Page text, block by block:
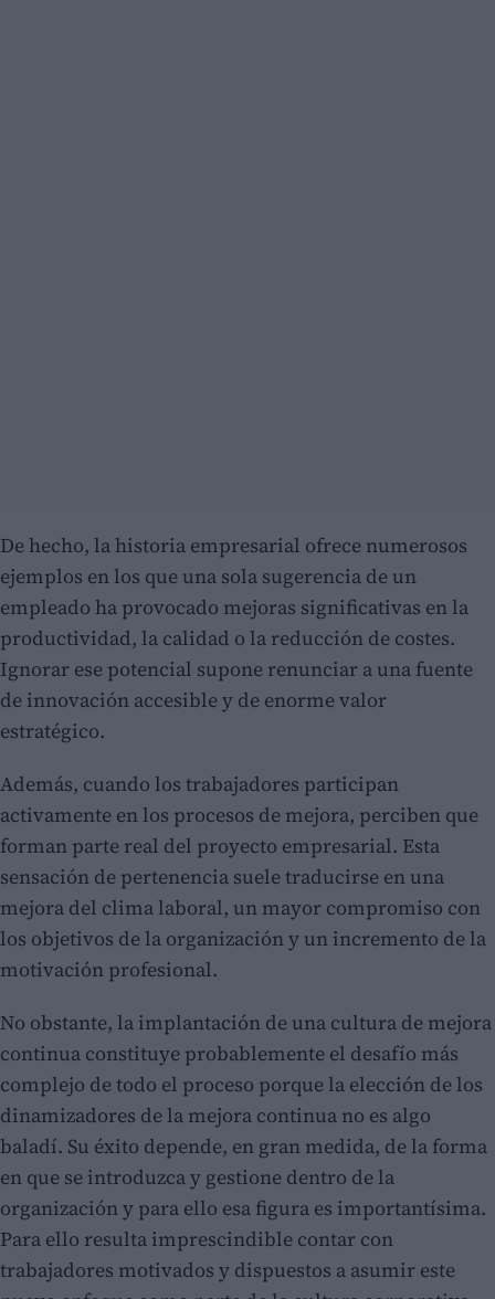
De hecho, la historia empresarial ofrece numerosos
ejemplos en los que una sola sugerencia de un
empleado ha provocado mejoras significativas en la
productividad, la calidad o la reducción de costes.
Ignorar ese potencial supone renunciar a una fuente
de innovación accesible y de enorme valor
estratégico.
Además, cuando los trabajadores participan
activamente en los procesos de mejora, perciben que
forman parte real del proyecto empresarial. Esta
sensación de pertenencia suele traducirse en una
mejora del clima laboral, un mayor compromiso con
los objetivos de la organización y un incremento de la
motivación profesional.
No obstante, la implantación de una cultura de mejora
continua constituye probablemente el desafío más
complejo de todo el proceso porque la elección de los
dinamizadores de la mejora continua no es algo
baladí. Su éxito depende, en gran medida, de la forma
en que se introduzca y gestione dentro de la
organización y para ello esa figura es importantísima.
Para ello resulta imprescindible contar con
trabajadores motivados y dispuestos a asumir este